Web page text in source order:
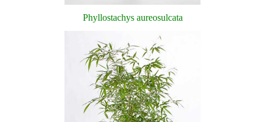
Phyllostachys aureosulcata